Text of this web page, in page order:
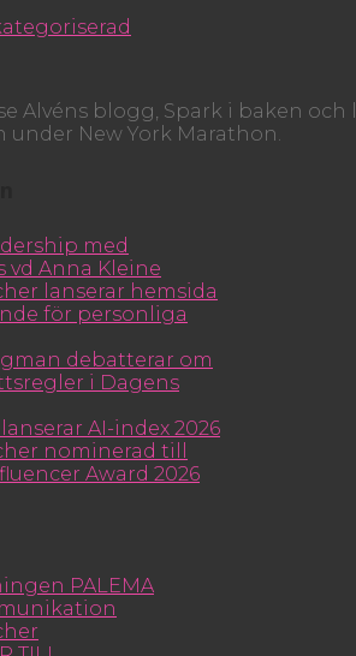
Alvéns blogg, Spark i baken
under New York Marathon.
med
vd Anna Kleine
lanserar hemsida
för personliga
debatterar om
i Dagens
AI-index 2026
nominerad till
Award 2026
PALEMA